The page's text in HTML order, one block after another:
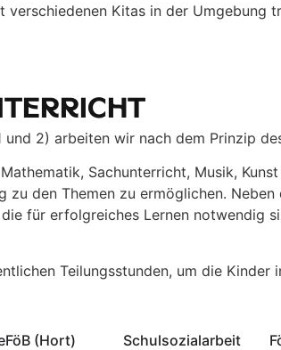
(Hort) Schulsozialarbeit
verschiedenen Kitas in der
2) arbeiten wir nach dem Prinzip
Sachunterricht, Musik,
den Themen zu ermöglichen.
für erfolgreiches Lernen notwendig
Teilungsstunden, um die Kinder